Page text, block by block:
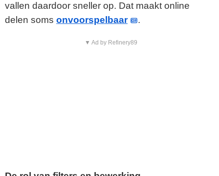
vallen daardoor sneller op. Dat maakt online
delen soms onvoorspelbaar .
▼ Ad by Refinery89